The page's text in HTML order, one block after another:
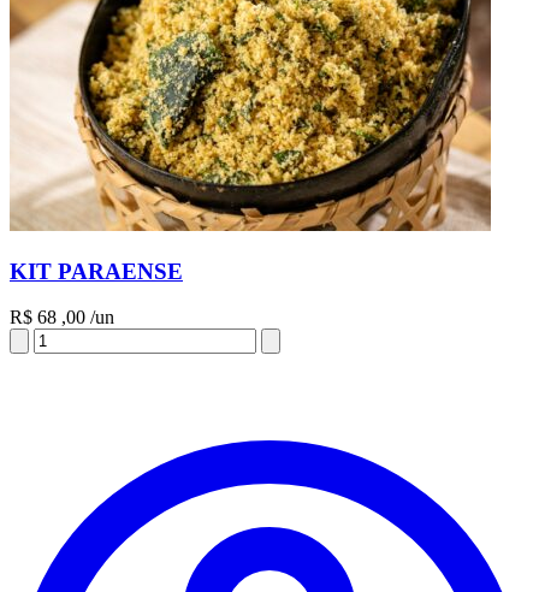
KIT PARAENSE
R$ 68 ,00 /un